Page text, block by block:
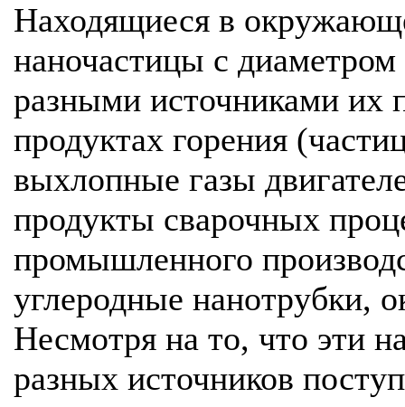
Находящиеся в
наночастицы с
разными источниками их
продуктах горения
выхлопные газы
продукты сварочных
промышленного
углеродные нанотрубки,
Несмотря на то, что эти
разных источников